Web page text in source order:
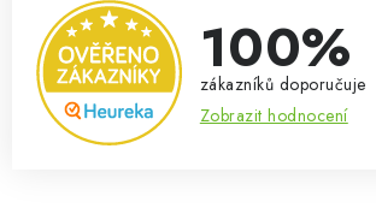
100%
zákazníků doporučuje
Zobrazit hodnocení